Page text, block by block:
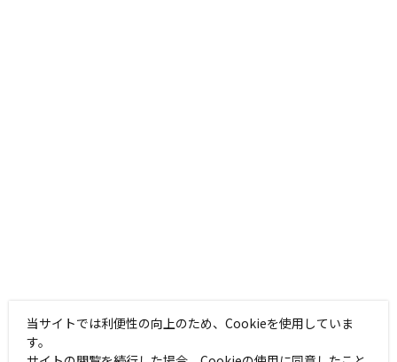
当サイトでは利便性の向上のため、Cookieを使用していま
す。